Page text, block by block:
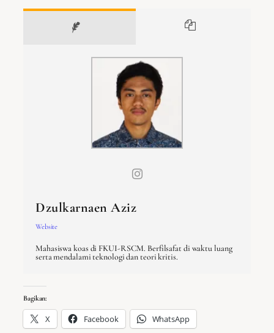
Dzulkarnaen Aziz
Website
Mahasiswa koas di FKUI-RSCM. Berfilsafat di waktu luang
serta mendalami teknologi dan teori kritis.
Bagikan:
X Facebook WhatsApp